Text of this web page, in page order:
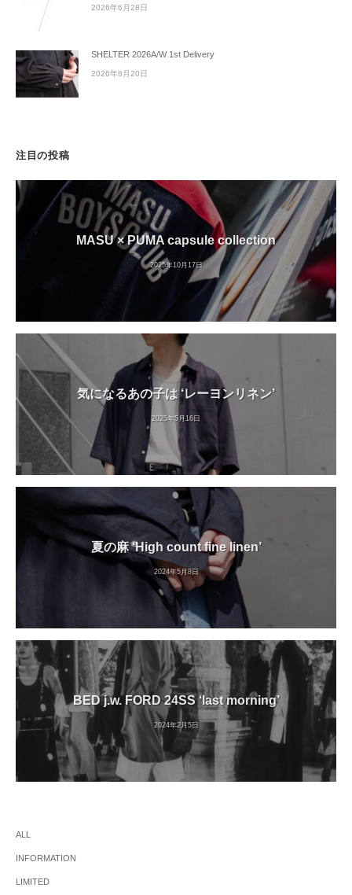
2026年6月28日
SHELTER 2026A/W 1st Delivery
2026年6月20日
注目の投稿
MASU × PUMA capsule collection
2025年10月17日
気になるあの子は ‘レーヨンリネン’
2025年5月16日
夏の麻 ‘High count fine linen’
2024年5月8日
BED j.w. FORD 24SS ‘last morning’
2024年2月5日
ALL
INFORMATION
LIMITED